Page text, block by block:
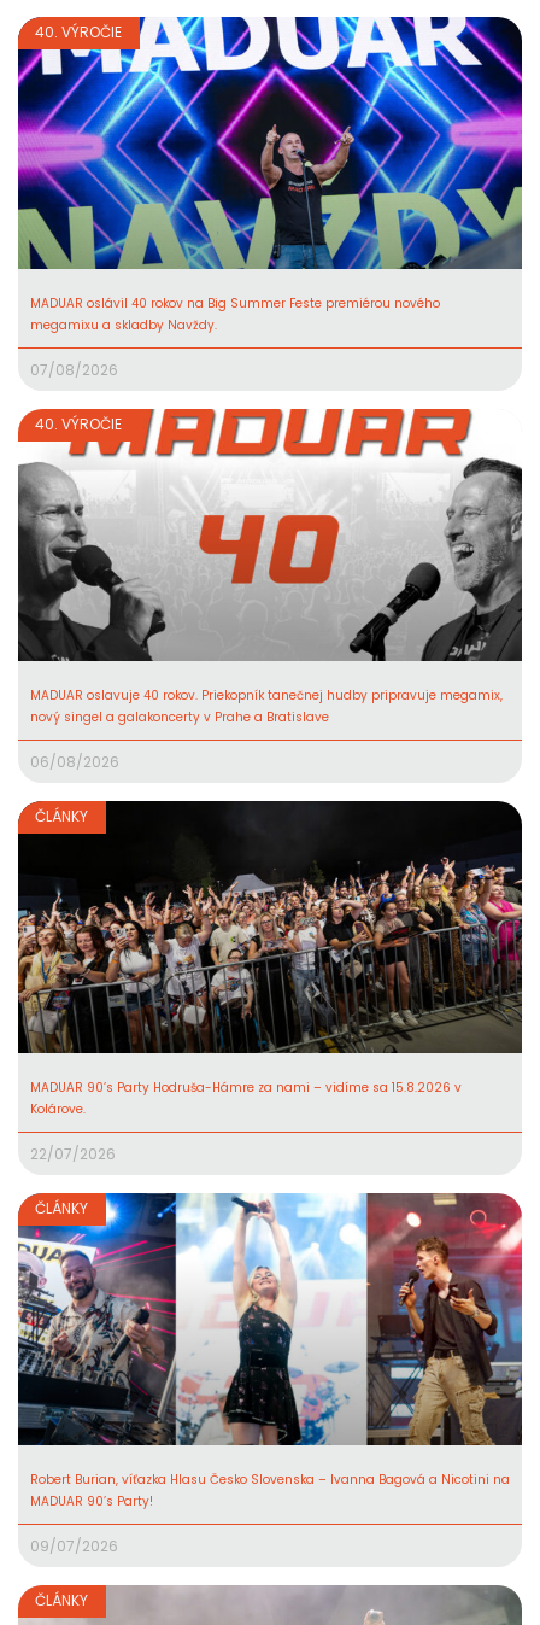
40. VÝROČIE
MADUAR oslávil 40 rokov na Big Summer Feste premiérou nového
megamixu a skladby Navždy.
07/08/2026
40. VÝROČIE
MADUAR oslavuje 40 rokov. Priekopník tanečnej hudby pripravuje megamix,
nový singel a galakoncerty v Prahe a Bratislave
06/08/2026
ČLÁNKY
MADUAR 90’s Party Hodruša-Hámre za nami – vidíme sa 15.8.2026 v
Kolárove.
22/07/2026
ČLÁNKY
Robert Burian, víťazka Hlasu Česko Slovenska – Ivanna Bagová a Nicotini na
MADUAR 90’s Party!
09/07/2026
ČLÁNKY